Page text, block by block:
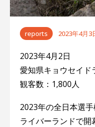
reports 2023年4月3
2023年4月2日
愛知県キョウセイド
観客数：1,800人
2023年の全日本選
ライバーランドで開